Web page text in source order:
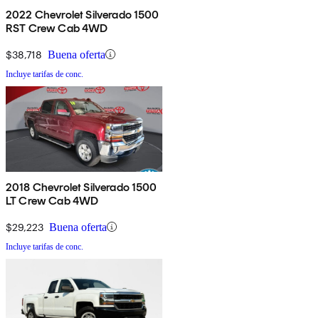
2022 Chevrolet Silverado 1500
RST Crew Cab 4WD
$38,718 Buena oferta
Incluye tarifas de conc.
2018 Chevrolet Silverado 1500
LT Crew Cab 4WD
$29,223 Buena oferta
Incluye tarifas de conc.